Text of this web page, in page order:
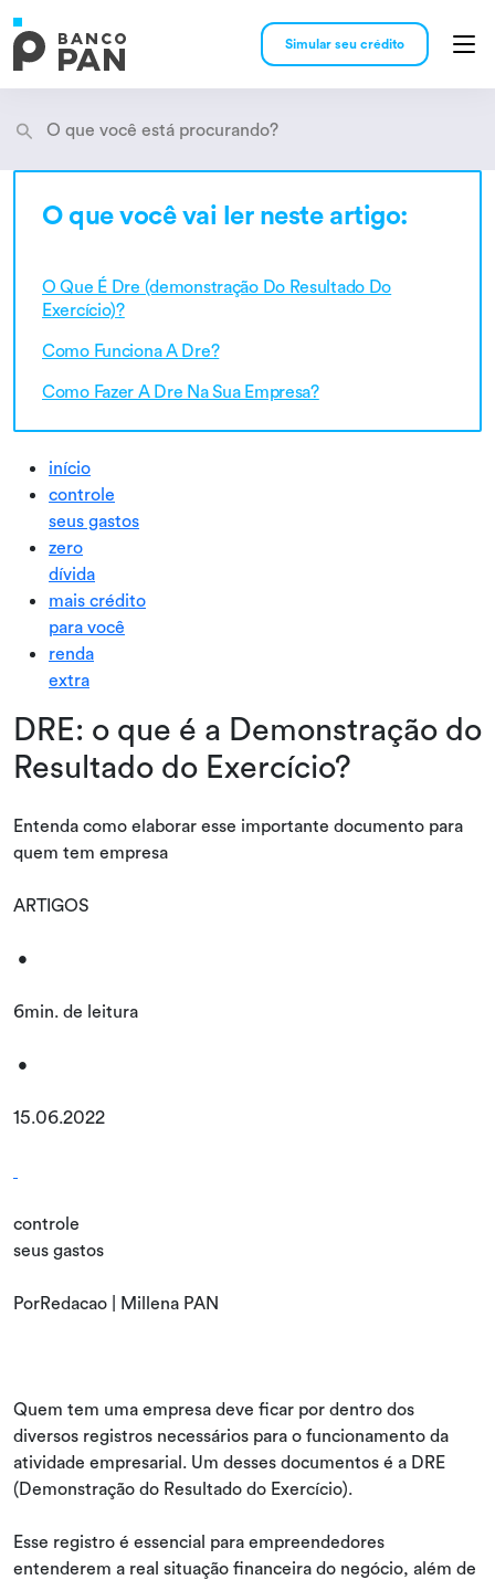
Simular seu crédito
Encontramos
O que você vai ler neste artigo:
O Que É Dre (demonstração Do Resultado Do
Exercício)?
Como Funciona A Dre?
Como Fazer A Dre Na Sua Empresa?
início
controle
seus gastos
zero
dívida
mais crédito
para você
renda
extra
DRE: o que é a Demonstração do
Resultado do Exercício?
Entenda como elaborar esse importante documento para
quem tem empresa
ARTIGOS
•
6min. de leitura
•
15.06.2022
controle
seus gastos
PorRedacao | Millena PAN
Quem tem uma empresa deve ficar por dentro dos
diversos registros necessários para o funcionamento da
atividade empresarial. Um desses documentos é a DRE
(Demonstração do Resultado do Exercício).
Esse registro é essencial para empreendedores
entenderem a real situação financeira do negócio, além de